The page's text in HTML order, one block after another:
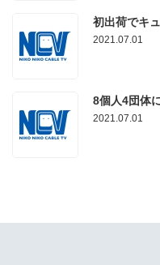
初出荷でキ
2021.07.01
8個人4団体
2021.07.01